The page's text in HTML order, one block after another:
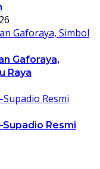
Gaforaya,
Raya
Resmi